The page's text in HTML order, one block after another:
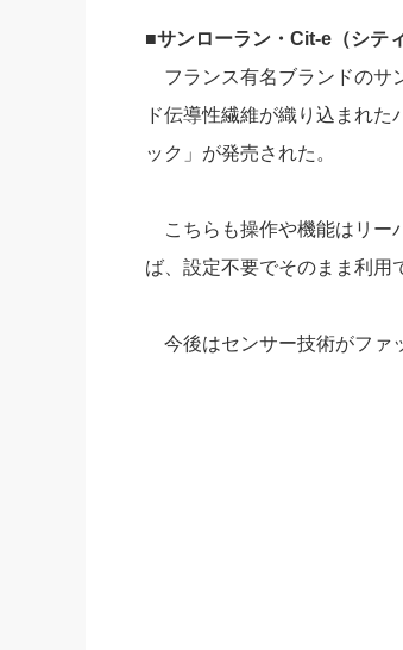
■サンローラン・Cit-e（シテ
フランス有名ブランドのサ
ド伝導性繊維が織り込まれ
ック」が発売された。
こちらも操作や機能はリー
ば、設定不要でそのまま利用
今後はセンサー技術がファ